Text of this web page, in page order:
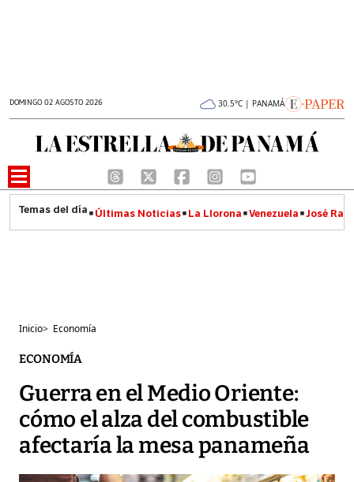
DOMINGO 02 AGOSTO 2026 30.5°C | PANAMÁ
Últimas Noticias La Llorona Venezuela José
Inicio> Economía
ECONOMÍA
Guerra en el Medio Oriente:
cómo el alza del combustible
afectaría la mesa panameña